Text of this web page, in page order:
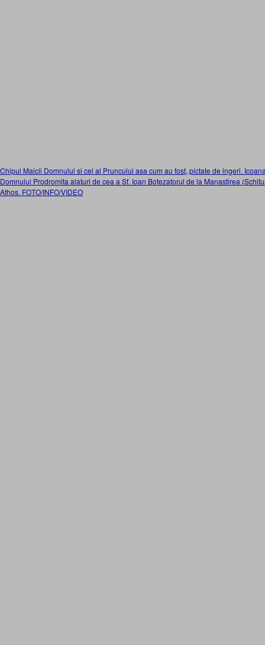
Chipul Maicii Domnului si cel al Pruncului asa cum au fost, pictate de ingeri.
Domnului Prodromita alaturi de cea a Sf. Ioan Botezatorul de la Manastirea
Athos. FOTO/INFO/VIDEO